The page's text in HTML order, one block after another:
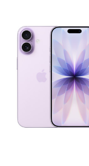
НОВИНИ ВІД КОМПАНІЙ
Стоит ли
9 Червня, 2026